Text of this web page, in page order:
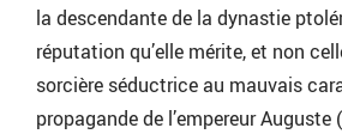
la descendante de la dynastie
réputation qu’elle mérite, et non
sorcière séductrice au mauvais
propagande de l’empereur Auguste